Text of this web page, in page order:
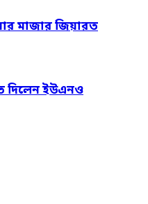
মাজার জিয়ারত
দিলেন ইউএনও